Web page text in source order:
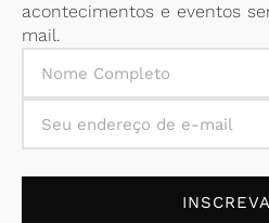
acontecimentos e eventos
mail.